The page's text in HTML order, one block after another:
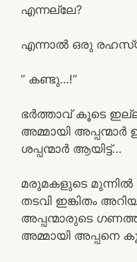
എന്നല്ലേ?
എന്നാൽ ഒരു
” കണ്ടു…!”
ഭർത്താവ് കൂടെ
അമ്മായി
ശപ്പന്മാർ ആയിട്ട്…
മരുമകളുടെ മുന്നിൽ
തടവി ഇങ്കിതം
അപ്പന്മാരുടെ
അമ്മായി അപ്പനെ